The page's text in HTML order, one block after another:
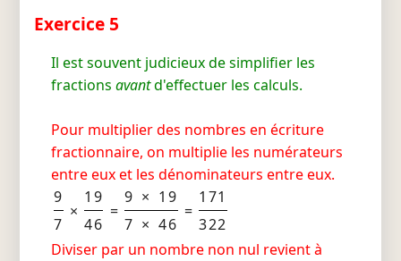
Exercice 5
Il est souvent judicieux de simplifier les
fractions avantd'effectuer les calculs.
Pour multiplier des nombres en écriture
fractionnaire, on multiplie les numérateurs
entre eux et les dénominateurs entre eux.
9
7
×
19
46
=
9 × 19
7 × 46
=
171
322
Diviser par un nombre non nul revient à